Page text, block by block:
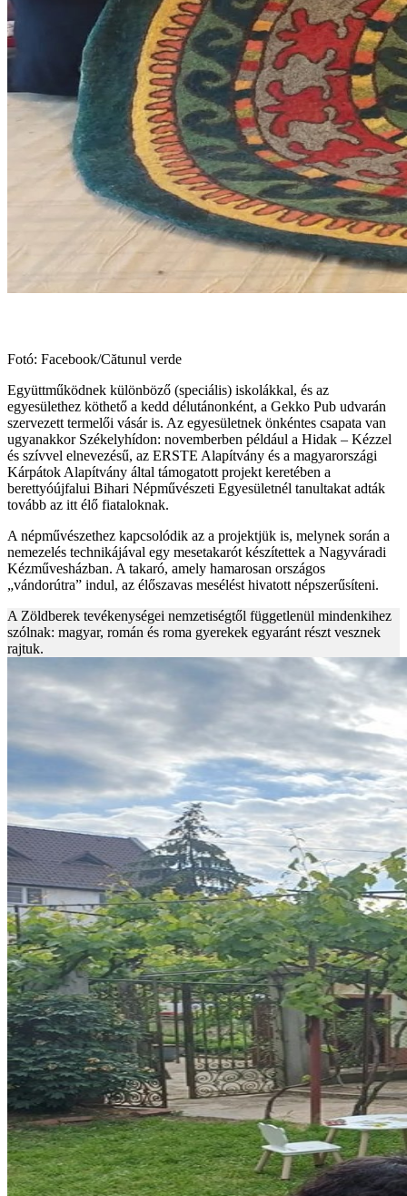
Fotó: Facebook/Cătunul verde
Együttműködnek különböző (speciális) iskolákkal, és az
egyesülethez köthető a kedd délutánonként, a Gekko Pub udvarán
szervezett termelői vásár is. Az egyesületnek önkéntes csapata van
ugyanakkor Székelyhídon: novemberben például a Hidak – Kézzel
és szívvel elnevezésű, az ERSTE Alapítvány és a magyarországi
Kárpátok Alapítvány által támogatott projekt keretében a
berettyóújfalui Bihari Népművészeti Egyesületnél tanultakat adták
tovább az itt élő fiataloknak.
A népművészethez kapcsolódik az a projektjük is, melynek során a
nemezelés technikájával egy mesetakarót készítettek a Nagyváradi
Kézművesházban. A takaró, amely hamarosan országos
„vándorútra” indul, az élőszavas mesélést hivatott népszerűsíteni.
A Zöldberek tevékenységei nemzetiségtől függetlenül mindenkihez
szólnak: magyar, román és roma gyerekek egyaránt részt vesznek
rajtuk.